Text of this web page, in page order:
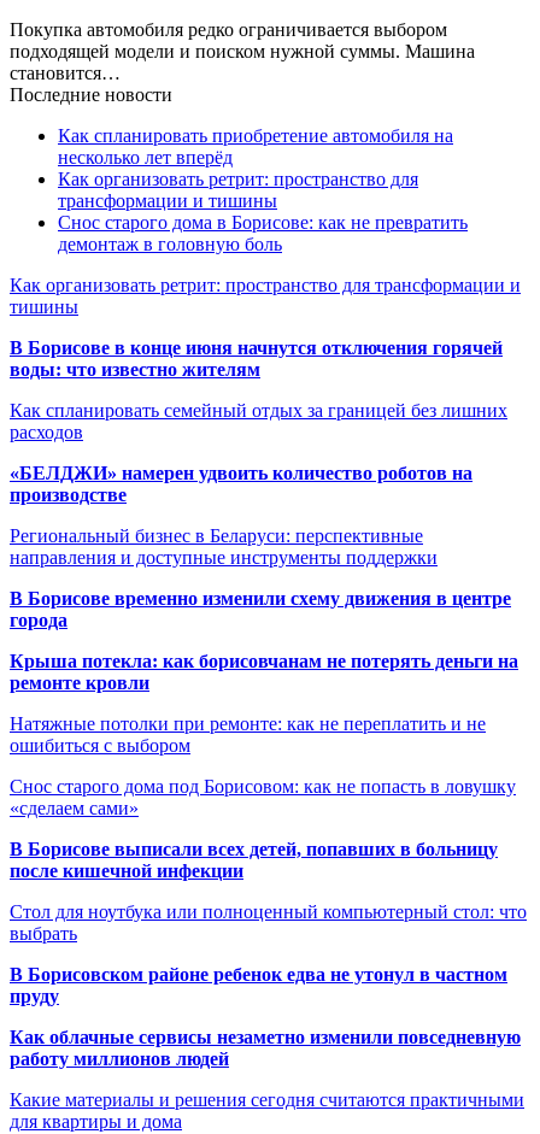
Покупка автомобиля редко ограничивается выбором
подходящей модели и поиском нужной суммы. Машина
становится…
Последние новости
Как спланировать приобретение автомобиля на
несколько лет вперёд
Как организовать ретрит: пространство для
трансформации и тишины
Снос старого дома в Борисове: как не превратить
демонтаж в головную боль
Как организовать ретрит: пространство для трансформации и
тишины
В Борисове в конце июня начнутся отключения горячей
воды: что известно жителям
Как спланировать семейный отдых за границей без лишних
расходов
«БЕЛДЖИ» намерен удвоить количество роботов на
производстве
Региональный бизнес в Беларуси: перспективные
направления и доступные инструменты поддержки
В Борисове временно изменили схему движения в центре
города
Крыша потекла: как борисовчанам не потерять деньги на
ремонте кровли
Натяжные потолки при ремонте: как не переплатить и не
ошибиться с выбором
Снос старого дома под Борисовом: как не попасть в ловушку
«сделаем сами»
В Борисове выписали всех детей, попавших в больницу
после кишечной инфекции
Стол для ноутбука или полноценный компьютерный стол: что
выбрать
В Борисовском районе ребенок едва не утонул в частном
пруду
Как облачные сервисы незаметно изменили повседневную
работу миллионов людей
Какие материалы и решения сегодня считаются практичными
для квартиры и дома